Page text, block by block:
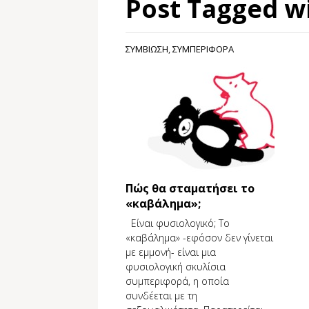
Post Tagged
ΣΥΜΒΙΩΣΗ,ΣΥΜΠΕΡΙΦΟΡΑ
Πώς θα σταματήσει το
«καβάλημα»;
Είναι φυσιολογικό; Το
«καβάλημα» -εφόσον δεν γίνεται
με εμμονή- είναι μια
φυσιολογική σκυλίσια
συμπεριφορά, η οποία
συνδέεται με τη